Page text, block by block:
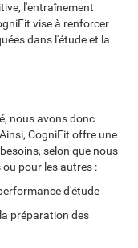
l'entraînement
vise à renforcer
dans l'étude et la
nous avons donc
CogniFit offre une
selon que nous
pour les autres :
d'étude
préparation des